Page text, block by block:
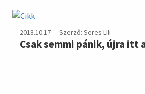
2018.10.17 — Szerző: Seres Lili
Csak semmi pánik, újra itt